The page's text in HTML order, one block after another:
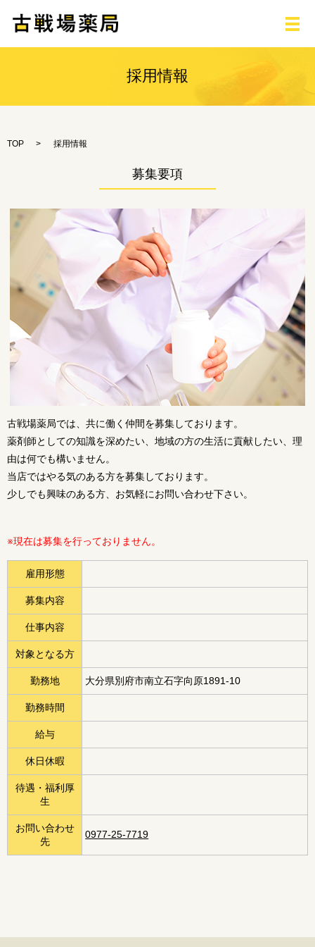
メ
採用情報
TOP 採用情報
募集要項
古戦場薬局では、共に働く仲間を募集しております。
薬剤師としての知識を深めたい、地域の方の生活に貢献したい、理
由は何でも構いません。
当店ではやる気のある方を募集しております。
少しでも興味のある方、お気軽にお問い合わせ下さい。
※現在は募集を行っておりません。
雇用形態
募集内容
仕事内容
対象となる方
勤務地 大分県別府市南立石字向原1891-10
勤務時間
給与
休日休暇
待遇・福利厚
生
お問い合わせ
先
0977-25-7719